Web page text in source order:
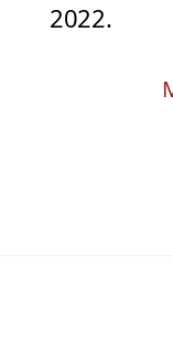
2022.